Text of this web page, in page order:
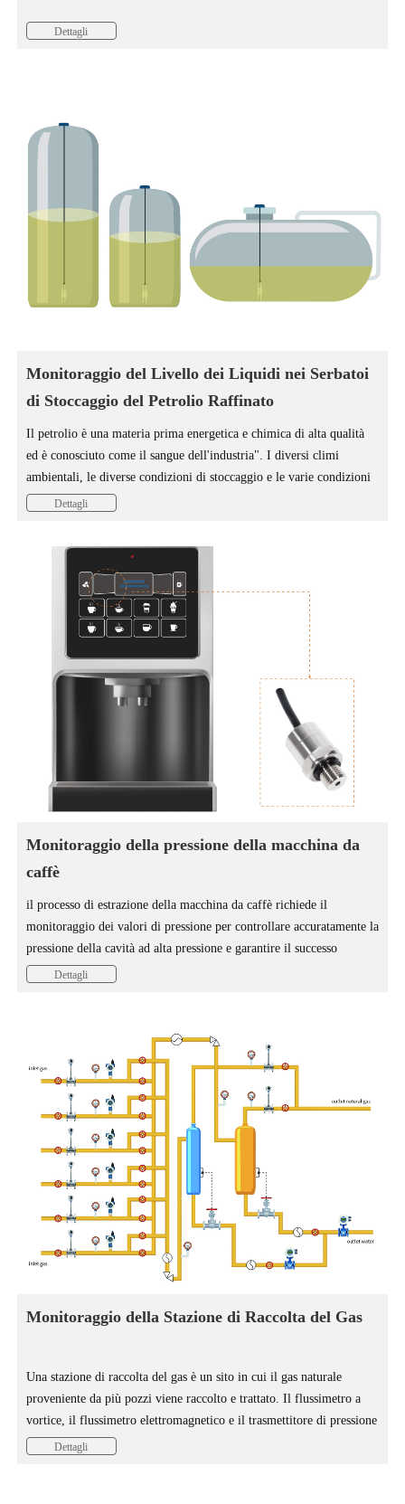
Dettagli
Monitoraggio del Livello dei Liquidi nei Serbatoi
di Stoccaggio del Petrolio Raffinato
Il petrolio è una materia prima energetica e chimica di alta qualità
ed è conosciuto come il sangue dell'industria". I diversi climi
ambientali, le diverse condizioni di stoccaggio e le varie condizioni
speciali imprevedibili in tutto il mondo rappresentano una sfida
Dettagli
Monitoraggio della pressione della macchina da
caffè
il processo di estrazione della macchina da caffè richiede il
monitoraggio dei valori di pressione per controllare accuratamente la
pressione della cavità ad alta pressione e garantire il successo
dell'estrazione del caffè con il vapore.
Dettagli
Monitoraggio della Stazione di Raccolta del Gas
Una stazione di raccolta del gas è un sito in cui il gas naturale
proveniente da più pozzi viene raccolto e trattato. Il flussimetro a
vortice, il flussimetro elettromagnetico e il trasmettitore di pressione
sono installati sulle condutture della stazione di raccolta del gas per
Dettagli